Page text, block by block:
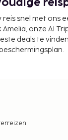
reis snel met ons
Amelia, onze AI
deals te